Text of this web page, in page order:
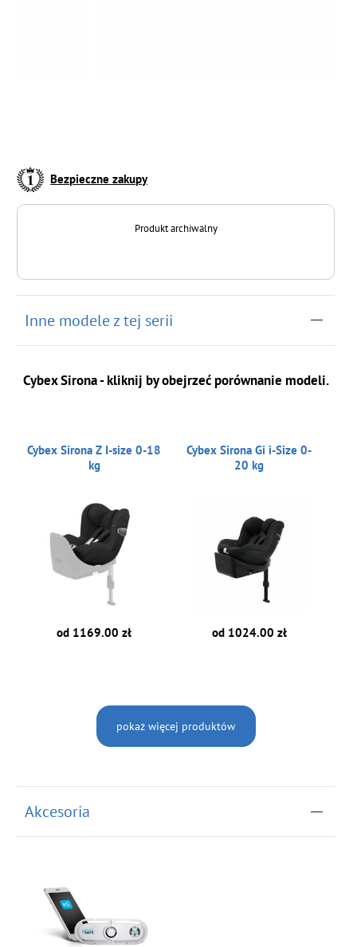
Bezpieczne zakupy
Produkt archiwalny
Inne modele z tej serii
Cybex Sirona - kliknij by obejrzeć porównanie modeli.
Cybex Sirona Z I-size 0-18
kg
od 1169.00 zł
Cybex Sirona Gi i-Size 0-
20 kg
od 1024.00 zł
pokaż więcej produktów
Akcesoria